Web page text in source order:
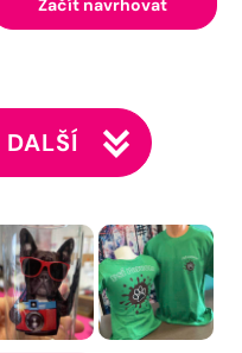
Začít navrhovat